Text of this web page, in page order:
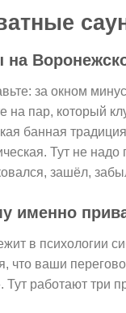
за окном
на пар, который
банная
Тут не
зашёл,
именно
в психологии
что ваши
Тут работают три